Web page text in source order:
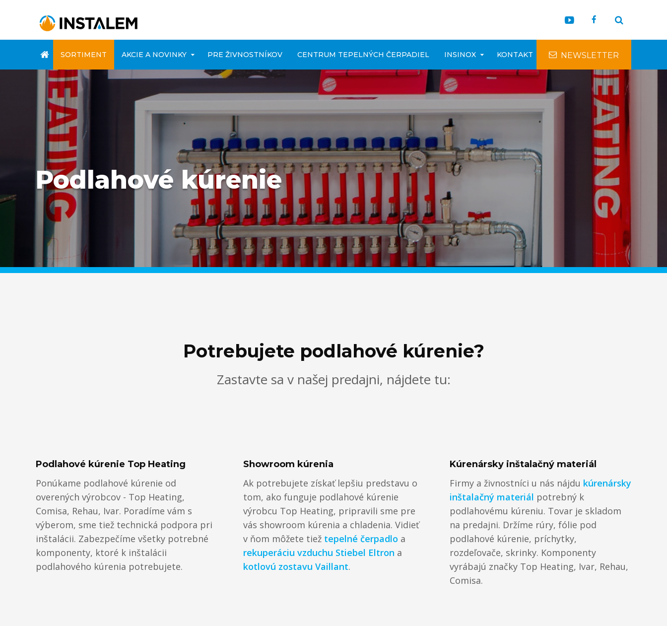
NEWSLETTER
ÚVODSORTIMENT AKCIE A NOVINKY PRE ŽIVNOSTNÍKOV CENTRUM TEPELNÝCH ČERPADIEL INSINOX KONTAKT NEWSLETTER
Podlahové kúrenie
Potrebujete podlahové kúrenie?
Zastavte sa v našej predajni, nájdete tu:
Podlahové kúrenie Top Heating
Ponúkame podlahové kúrenie od
overených výrobcov - Top Heating,
Comisa, Rehau, Ivar. Poradíme vám s
výberom, sme tiež technická podpora pri
inštalácii. Zabezpečíme všetky potrebné
komponenty, ktoré k inštalácii
podlahového kúrenia potrebujete.
Showroom kúrenia
Ak potrebujete získať lepšiu predstavu o
tom, ako funguje podlahové kúrenie
výrobcu Top Heating, pripravili sme pre
vás showroom kúrenia a chladenia. Vidieť
v ňom môžete tiež tepelné čerpadlo a
rekuperáciu vzduchu Stiebel Eltron a
kotlovú zostavu Vaillant.
Kúrenársky inštalačný materiál
Firmy a živnostníci u nás nájdu kúrenársky
inštalačný materiál potrebný k
podlahovému kúreniu. Tovar je skladom
na predajni. Držíme rúry, fólie pod
podlahové kúrenie, príchytky,
rozdeľovače, skrinky. Komponenty
vyrábajú značky Top Heating, Ivar, Rehau,
Comisa.